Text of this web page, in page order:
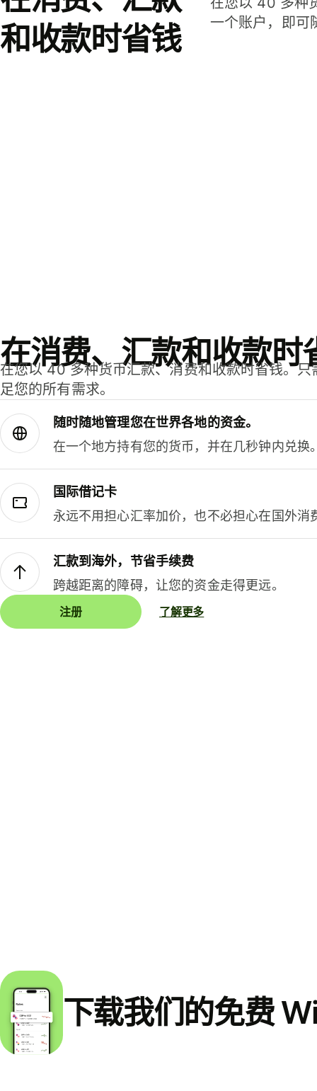
和收款时省钱
一个账户，即可
在消费、汇款和收款时
在您以 40 多种货币汇款、消费和收款时省钱。
足您的所有需求。
随时随地管理您在世界各地的资金。
在一个地方持有您的货币，并在几秒钟内兑换
国际借记卡
永远不用担心汇率加价，也不必担心在国外消
汇款到海外，节省手续费
跨越距离的障碍，让您的资金走得更远。
注册 了解更多
下载我们的免费